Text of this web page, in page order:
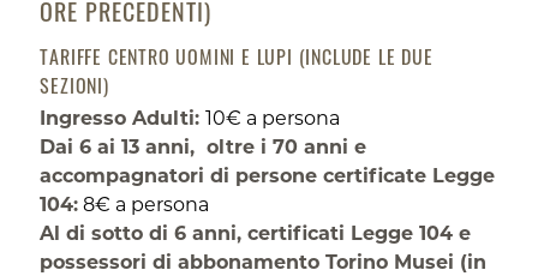
ORE PRECEDENTI)
TARIFFE CENTRO UOMINI E LUPI (INCLUDE LE DUE
SEZIONI)
Ingresso Adulti:10€ a persona
Dai 6 ai 13 anni, oltre i 70 anni e
accompagnatori di persone certificate Legge
104: 8€ a persona
Al di sotto di 6 anni, certificati Legge 104 e
possessori di abbonamento Torino Musei (in